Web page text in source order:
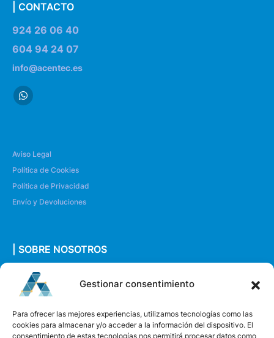
Gestionar consentimiento
Para ofrecer las mejores experiencias, utilizamos tecnologías como las
cookies para almacenar y/o acceder a la información del dispositivo. El
consentimiento de estas tecnologías nos permitirá procesar datos como
| CONTACTO
924 26 06 40
604 94 24 07
info@acentec.es
Aviso Legal
Política de Cookies
Política de Privacidad
Envío y Devoluciones
| SOBRE NOSOTROS
Quiénes somos
Envíanos un mensaje